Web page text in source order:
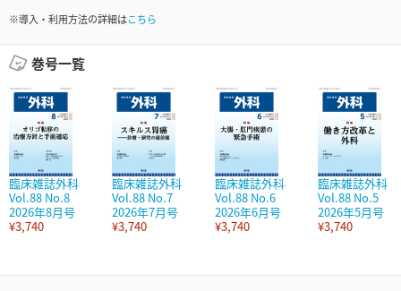
※導入・利用方法の詳細はこちら
巻号一覧
臨床雑誌外科
Vol.88 No.8
2026年8月号
¥3,740
臨床雑誌外科
Vol.88 No.7
2026年7月号
¥3,740
臨床雑誌外科
Vol.88 No.6
2026年6月号
¥3,740
臨床雑誌外科
Vol.88 No.5
2026年5月号
¥3,740